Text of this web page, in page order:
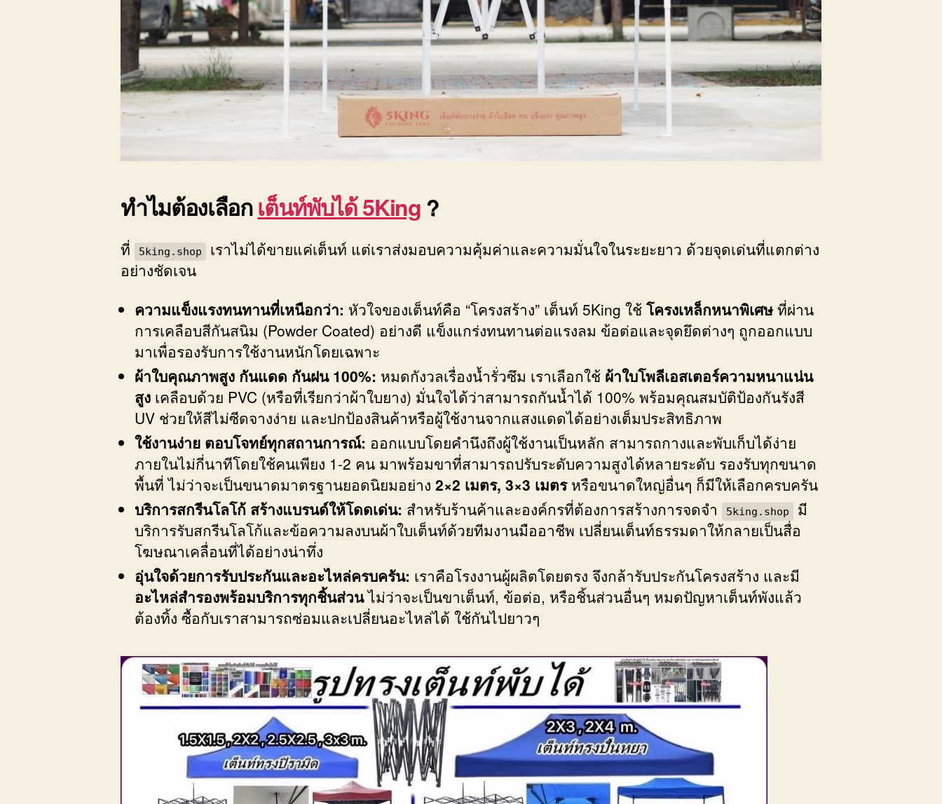
ทำไมต้องเลือกเต็นท์พับได้ 5King ?
ที่ 5king.shop
เราไม่ได้ขายแค่เต็นท์ แต่เราส่งมอบความคุ้มค่าและความมั่นใจในระยะยาว ด้วยจุดเด่นที่แตกต่าง
อย่างชัดเจน
ความแข็งแรงทนทานที่เหนือกว่า: หัวใจของเต็นท์คือ “โครงสร้าง” เต็นท์ 5King ใช้ โครงเหล็กหนาพิเศษ ที่ผ่าน
การเคลือบสีกันสนิม (Powder Coated) อย่างดี แข็งแกร่งทนทานต่อแรงลม ข้อต่อและจุดยึดต่างๆ ถูกออกแบบ
มาเพื่อรองรับการใช้งานหนักโดยเฉพาะ
ผ้าใบคุณภาพสูง กันแดด กันฝน 100%: หมดกังวลเรื่องน้ำรั่วซึม เราเลือกใช้ ผ้าใบโพลีเอสเตอร์ความหนาแน่น
สูง เคลือบด้วย PVC (หรือที่เรียกว่าผ้าใบยาง) มั่นใจได้ว่าสามารถกันน้ำได้ 100% พร้อมคุณสมบัติป้องกันรังสี
UV ช่วยให้สีไม่ซีดจางง่าย และปกป้องสินค้าหรือผู้ใช้งานจากแสงแดดได้อย่างเต็มประสิทธิภาพ
ใช้งานง่าย ตอบโจทย์ทุกสถานการณ์: ออกแบบโดยคำนึงถึงผู้ใช้งานเป็นหลัก สามารถกางและพับเก็บได้ง่าย
ภายในไม่กี่นาทีโดยใช้คนเพียง 1-2 คน มาพร้อมขาที่สามารถปรับระดับความสูงได้หลายระดับ รองรับทุกขนาด
พื้นที่ ไม่ว่าจะเป็นขนาดมาตรฐานยอดนิยมอย่าง 2×2 เมตร, 3×3 เมตรหรือขนาดใหญ่อื่นๆ ก็มีให้เลือกครบครัน
บริการสกรีนโลโก้ สร้างแบรนด์ให้โดดเด่น: สำหรับร้านค้าและองค์กรที่ต้องการสร้างการจดจำ 5king.shop
มี
บริการรับสกรีนโลโก้และข้อความลงบนผ้าใบเต็นท์ด้วยทีมงานมืออาชีพ เปลี่ยนเต็นท์ธรรมดาให้กลายเป็นสื่อ
โฆษณาเคลื่อนที่ได้อย่างน่าทึ่ง
อุ่นใจด้วยการรับประกันและอะไหล่ครบครัน: เราคือโรงงานผู้ผลิตโดยตรง จึงกล้ารับประกันโครงสร้าง และมี
อะไหล่สำรองพร้อมบริการทุกชิ้นส่วนไม่ว่าจะเป็นขาเต็นท์, ข้อต่อ, หรือชิ้นส่วนอื่นๆ หมดปัญหาเต็นท์พังแล้ว
ต้องทิ้ง ซื้อกับเราสามารถซ่อมและเปลี่ยนอะไหล่ได้ ใช้กันไปยาวๆ